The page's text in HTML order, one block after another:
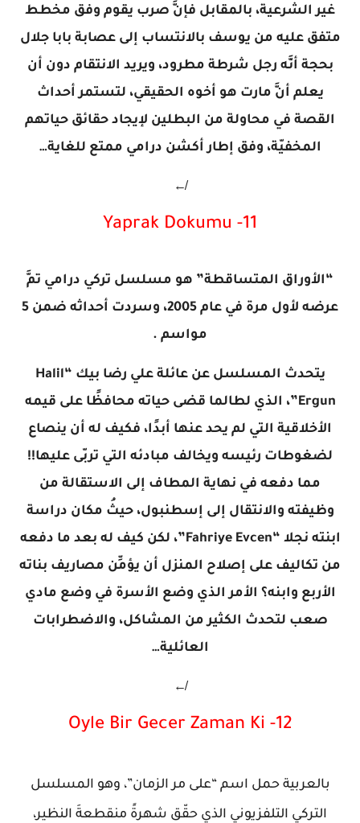
غير الشرعية، بالمقابل فإنَّ صرب يقوم وفق مخطط
متفق عليه من يوسف بالانتساب إلى عصابة بابا جلال
بحجة أنَّه رجل شرطة مطرود، ويريد الانتقام دون أن
يعلم أنَّ مارت هو أخوه الحقيقي، لتستمر أحداث
القصة في محاولة من البطلين لإيجاد حقائق حياتهم
المخفيّة، وفق إطار أكشن درامي ممتع للغاية…
↚
11- Yaprak Dokumu
“الأوراق المتساقطة” هو مسلسل تركي درامي تمَّ
عرضه لأول مرة في عام 2005، وسردت أحداثه ضمن 5
مواسم .
يتحدث المسلسل عن عائلة علي رضا بيك “Halil
Ergun”، الذي لطالما قضى حياته محافظًا على قيمه
الأخلاقية التي لم يحد عنها أبدًا، فكيف له أن ينصاع
لضغوطات رئيسه ويخالف مبادئه التي تربّى عليها!!
مما دفعه في نهاية المطاف إلى الاستقالة من
وظيفته والانتقال إلى إسطنبول، حيثُ مكان دراسة
ابنته نجلا “Fahriye Evcen”، لكن كيف له بعد ما دفعه
من تكاليف على إصلاح المنزل أن يؤمِّن مصاريف بناته
الأربع وابنه؟ الأمر الذي وضع الأسرة في وضع مادي
صعب لتحدث الكثير من المشاكل، والاضطرابات
العائلية…
↚
12- Oyle Bir Gecer Zaman Ki
بالعربية حمل اسم “على مر الزمان”، وهو المسلسل
التركي التلفزيوني الذي حقّق شهرةً منقطعةَ النظير،